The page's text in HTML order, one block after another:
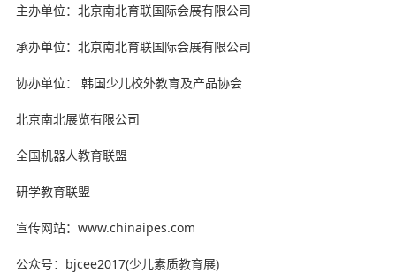
主办单位：北京南北育联国际会展有限公司
承办单位：北京南北育联国际会展有限公司
协办单位： 韩国少儿校外教育及产品协会
北京南北展览有限公司
全国机器人教育联盟
研学教育联盟
宣传网站：www.chinaipes.com
公众号：bjcee2017(少儿素质教育展)